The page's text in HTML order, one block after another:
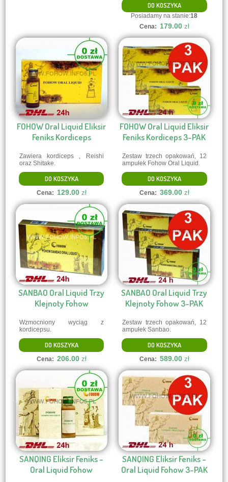
DO KOSZYKA
Posiadamy na stanie:18
Cena: 179.00 zł
FOHOW Oral Liquid Eliksir
Feniks Kordiceps
Zawiera kordiceps , Reishi
oraz Shitake.
DO KOSZYKA
Cena: 129.00 zł
FOHOW Oral Liquid Eliksir
Feniks Kordiceps 3-PAK
Zestaw trzech opakowań, 12
ampułek Fohow Oral Liquid.
DO KOSZYKA
Cena: 369.00 zł
SANBAO Oral Liquid Trzy
Klejnoty Fohow
Wzmocniony wyciąg z
kordicepsu.
DO KOSZYKA
Cena: 206.00 zł
SANBAO Oral Liquid Trzy
Klejnoty Fohow 3-PAK
Zestaw trzech opakowań, 12
ampułek Sanbao.
DO KOSZYKA
Cena: 589.00 zł
SANQING Eliksir Feniks -
Oral Liquid Fohow
SANQING Eliksir Feniks -
Oral Liquid Fohow 3-PAK